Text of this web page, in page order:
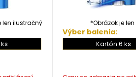
len ilustračný *Obrázok je
Výber balenia:
Kartón 6 ks